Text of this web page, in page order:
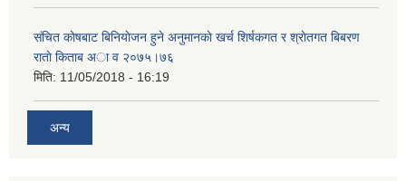
संचित काेषबाट बिनियाेजन हुने अनुमानकाे खर्च शिर्षकगत र श्राेतगत बिबरण
राताे किताब अा‍ व २‍०७५।७६
मिति: 11/05/2018 - 16:19
अन्य